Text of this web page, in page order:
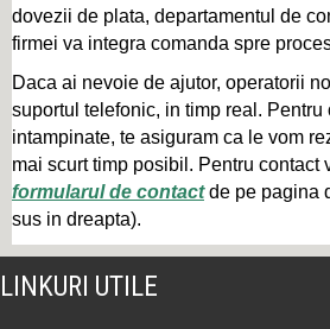
dovezii de plata, departamentul de
firmei va integra comanda spre
Daca ai nevoie de ajutor, operatorii
suportul telefonic, in timp real.
intampinate, te asiguram ca le vom
mai scurt timp posibil. Pentru contact
formularul de contactde pe pagina
sus in dreapta).
LINKURI UTILE